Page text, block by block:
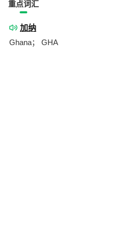
重点词汇
加纳
Ghana； GHA